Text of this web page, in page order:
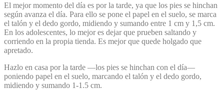
El mejor momento del día es por la tarde, ya que los pies se hinchan
según avanza el día. Para ello se pone el papel en el suelo, se marca
el talón y el dedo gordo, midiendo y sumando entre 1 cm y 1,5 cm.
En los adolescentes, lo mejor es dejar que prueben saltando y
corriendo en la propia tienda. Es mejor que quede holgado que
apretado.
Hazlo en casa por la tarde —los pies se hinchan con el día—
poniendo papel en el suelo, marcando el talón y el dedo gordo,
midiendo y sumando 1-1.5 cm.